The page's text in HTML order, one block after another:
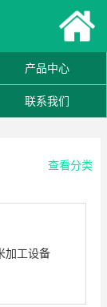
产品中心
联系我们
查看分类